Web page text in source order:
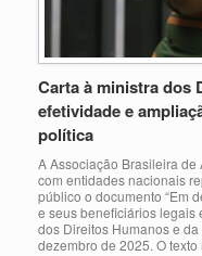
Carta à ministra dos
efetividade e
política
A Associação Brasileira de
com entidades nacionais
público o documento “Em
e seus beneficiários legais
dos Direitos Humanos e
dezembro de 2025. O